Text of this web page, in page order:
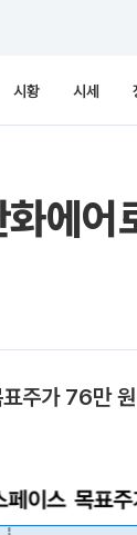
시황 시세
에
표주가 76만